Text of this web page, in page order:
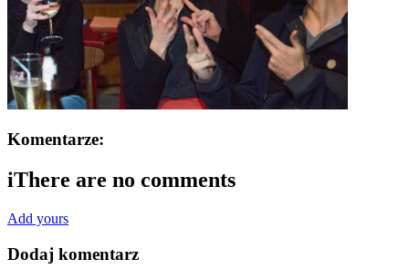
Komentarze:
iThere are no comments
Add yours
Dodaj komentarz